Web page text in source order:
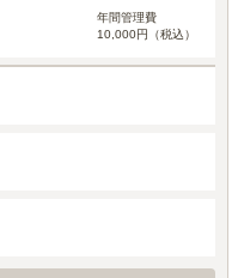
年間管理費
10,000円（税込）